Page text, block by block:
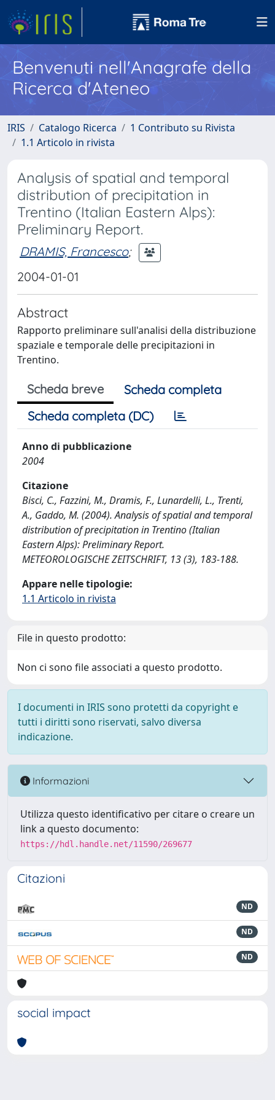
Benvenuti nell'Anagrafe della
Ricerca d'Ateneo
IRIS Catalogo Ricerca
1 Contributo su Rivista
1.1 Articolo in rivista
Analysis of spatial and temporal
distribution of precipitation in
Trentino (Italian Eastern Alps):
Preliminary Report.
DRAMIS, Francesco;
2004-01-01
Abstract
Rapporto preliminare sull'analisi della distribuzione
spaziale e temporale delle precipitazioni in
Trentino.
Scheda breve
Scheda completa
Scheda completa (DC)
Anno di pubblicazione
2004
Citazione
Bisci, C., Fazzini, M., Dramis, F., Lunardelli, L., Trenti,
A., Gaddo, M. (2004). Analysis of spatial and temporal
distribution of precipitation in Trentino (Italian
Eastern Alps): Preliminary Report.
METEOROLOGISCHE ZEITSCHRIFT, 13 (3), 183-188.
Appare nelle tipologie:
1.1 Articolo in rivista
File in questo prodotto:
Non ci sono file associati a questo prodotto.
I documenti in IRIS sono protetti da copyright e
tutti i diritti sono riservati, salvo diversa
indicazione.
Informazioni
Utilizza questo identificativo per citare o creare un
link a questo documento:
https://hdl.handle.net/11590/269677
Citazioni
ND
ND
ND
social impact